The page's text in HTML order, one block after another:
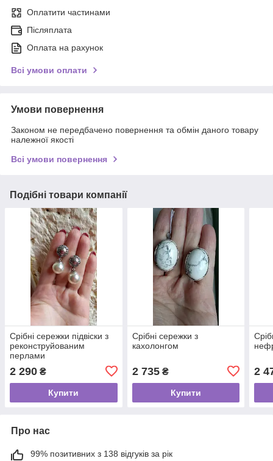
Оплатити частинами
Післяплата
Оплата на рахунок
Всі умови оплати
Умови повернення
Законом не передбачено повернення та обмін даного товару
належної якості
Всі умови повернення
Подібні товари компанії
Срібні сережки підвіски з
реконструйованим
перлами
2 290 ₴
Купити
Срібні сережки з
кахолонгом
2 735₴
Купити
2
Про нас
99% позитивних з 138 відгуків за рік